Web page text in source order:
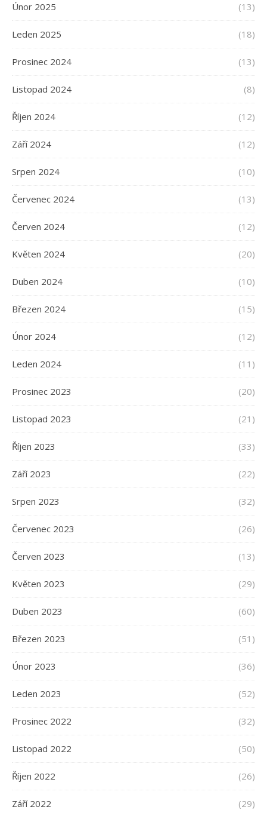
Únor 2025 (13)
Leden 2025 (18)
Prosinec 2024 (13)
Listopad 2024 (8)
Říjen 2024 (12)
Září 2024 (12)
Srpen 2024 (10)
Červenec 2024 (13)
Červen 2024 (12)
Květen 2024 (20)
Duben 2024 (10)
Březen 2024 (15)
Únor 2024 (12)
Leden 2024 (11)
Prosinec 2023 (20)
Listopad 2023 (21)
Říjen 2023 (33)
Září 2023 (22)
Srpen 2023 (32)
Červenec 2023 (26)
Červen 2023 (13)
Květen 2023 (29)
Duben 2023 (60)
Březen 2023 (51)
Únor 2023 (36)
Leden 2023 (52)
Prosinec 2022 (32)
Listopad 2022 (50)
Říjen 2022 (26)
Září 2022 (29)